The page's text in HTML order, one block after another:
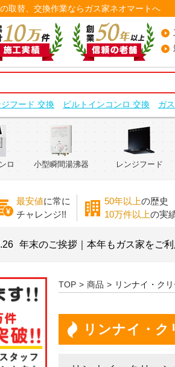
取替、交換作業ならガス家ネオマートへ
ジフード 交換 ビルトインコンロ 交換 ガ
ロ 小型瞬間湯沸器 レンジフード
最安値に常に
チャレンジ!!
50年以上の歴史
10万件以上の実
のご挨拶｜本年もガス家をご利用い
TOP 商品 リンナイ・ク
リンナイ・